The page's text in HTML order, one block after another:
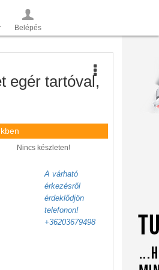
Belépés
egér tartóval,
Nincs készleten!
A várható
érkezésről
érdeklődjön
telefonon!
+36203679498